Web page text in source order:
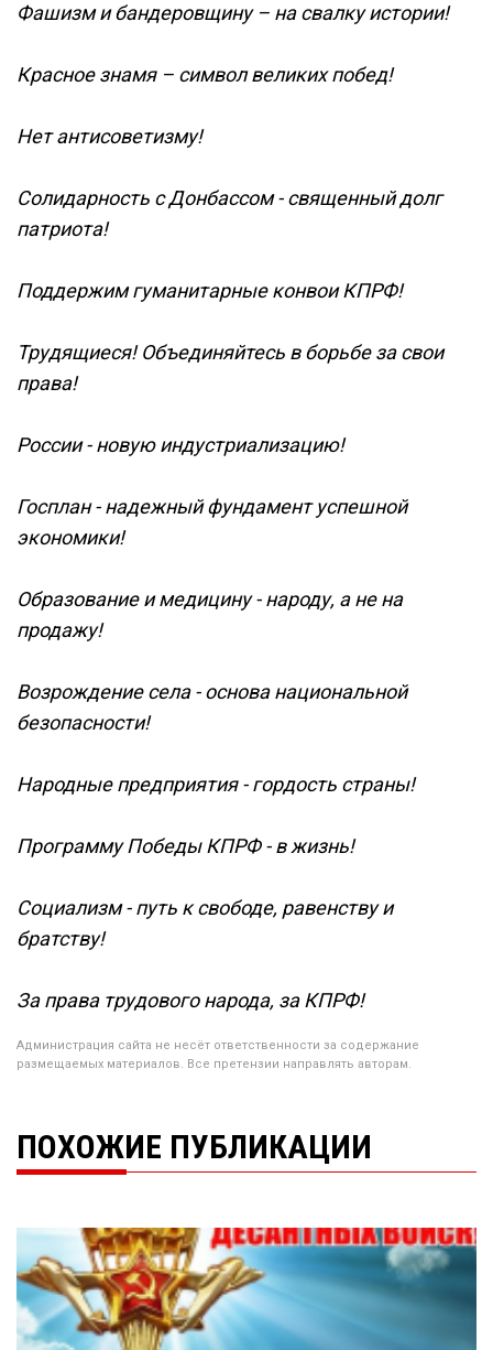
Фашизм и бандеровщину – на свалку истории!
Красное знамя – символ великих побед!
Нет антисоветизму!
Солидарность с Донбассом - священный долг
патриота!
Поддержим гуманитарные конвои КПРФ!
Трудящиеся! Объединяйтесь в борьбе за свои
права!
России - новую индустриализацию!
Госплан - надежный фундамент успешной
экономики!
Образование и медицину - народу, а не на
продажу!
Возрождение села - основа национальной
безопасности!
Народные предприятия - гордость страны!
Программу Победы КПРФ - в жизнь!
Социализм - путь к свободе, равенству и
братству!
За права трудового народа, за КПРФ!
Администрация сайта не несёт ответственности за содержание
размещаемых материалов. Все претензии направлять авторам.
ПОХОЖИЕ ПУБЛИКАЦИИ